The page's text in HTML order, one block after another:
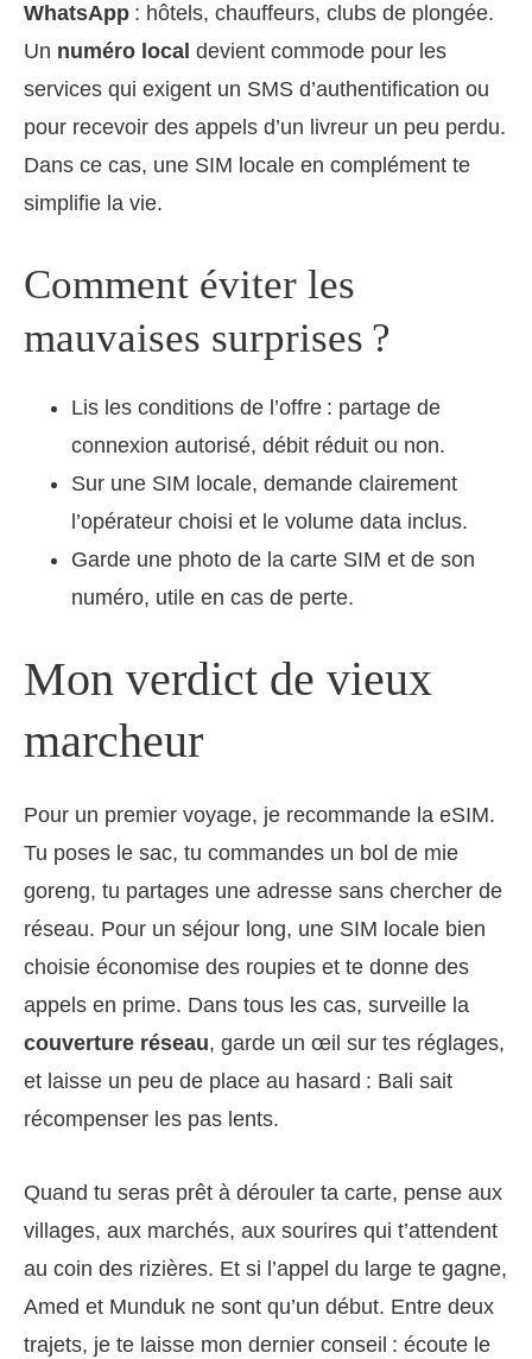
WhatsApp : hôtels, chauffeurs, clubs de plongée.
Un numéro local devient commode pour les
services qui exigent un SMS d’authentification ou
pour recevoir des appels d’un livreur un peu perdu.
Dans ce cas, une SIM locale en complément te
simplifie la vie.
Comment éviter les
mauvaises surprises ?
Lis les conditions de l’offre : partage de
connexion autorisé, débit réduit ou non.
Sur une SIM locale, demande clairement
l’opérateur choisi et le volume data inclus.
Garde une photo de la carte SIM et de son
numéro, utile en cas de perte.
Mon verdict de vieux
marcheur
Pour un premier voyage, je recommande la eSIM.
Tu poses le sac, tu commandes un bol de mie
goreng, tu partages une adresse sans chercher de
réseau. Pour un séjour long, une SIM locale bien
choisie économise des roupies et te donne des
appels en prime. Dans tous les cas, surveille la
couverture réseau, garde un œil sur tes réglages,
et laisse un peu de place au hasard : Bali sait
récompenser les pas lents.
Quand tu seras prêt à dérouler ta carte, pense aux
villages, aux marchés, aux sourires qui t’attendent
au coin des rizières. Et si l’appel du large te gagne,
Amed et Munduk ne sont qu’un début. Entre deux
trajets, je te laisse mon dernier conseil : écoute le